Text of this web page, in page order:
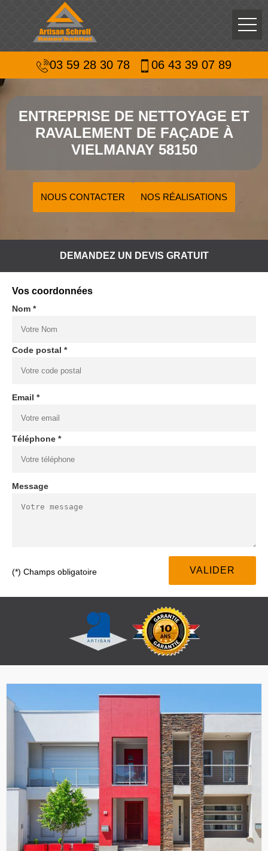
03 59 28 30 78 06 43 39 07 89
ENTREPRISE DE NETTOYAGE ET
RAVALEMENT DE FAÇADE À
VIELMANAY 58150
NOUS CONTACTER NOS RÉALISATIONS
DEMANDEZ UN DEVIS GRATUIT
Vos coordonnées
Nom *
Code postal *
Email *
Téléphone *
Message
(*) Champs obligatoire